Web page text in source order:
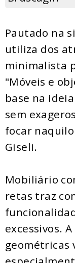
Pautado na
utiliza dos
minimalista
"Móveis e
base na
sem
focar
Giseli.
Mobiliário
retas traz
excessivos.
geométricas